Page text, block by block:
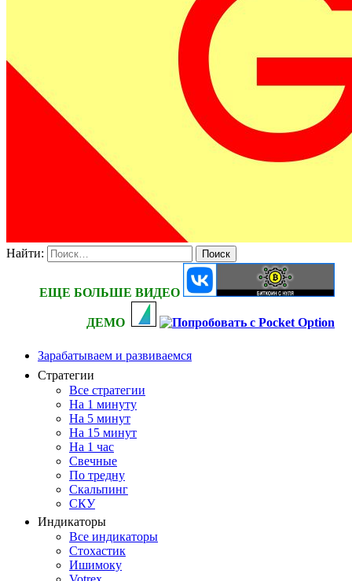
Найти:
ЕЩЕ БОЛЬШЕ ВИДЕО
ДЕМО
Зарабатываем и развиваемся
Стратегии
Все стратегии
На 1 минуту
На 5 минут
На 15 минут
На 1 час
Свечные
По тредну
Скальпинг
СКУ
Индикаторы
Все индикаторы
Стохастик
Ишимоку